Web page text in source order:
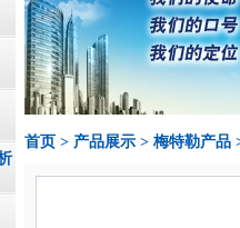
首页 > 产品展示 > 梅特勒产品